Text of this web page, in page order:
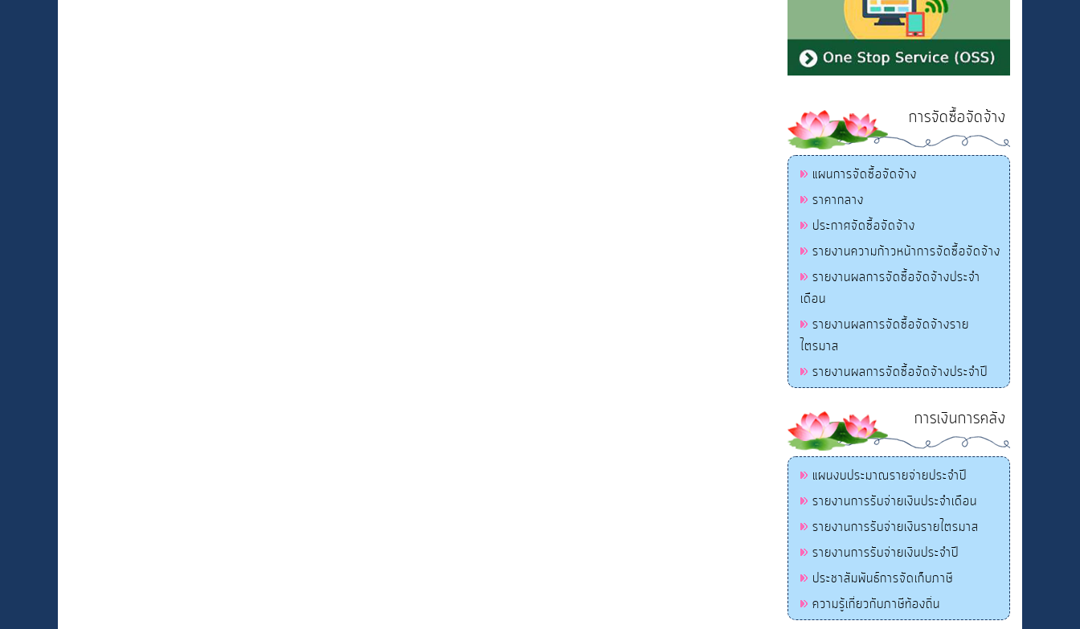
การจัดซื้อจัดจ้าง
แผนการจัดซื้อจัดจ้าง
ราคากลาง
ประกาศจัดซื้อจัดจ้าง
รายงานความก้าวหน้าการจัดซื้อจัดจ้าง
รายงานผลการจัดซื้อจัดจ้างประจำ
เดือน
รายงานผลการจัดซื้อจัดจ้างราย
ไตรมาส
รายงานผลการจัดซื้อจัดจ้างประจำปี
การเงินการคลัง
แผนงบประมาณรายจ่ายประจำปี
รายงานการรับจ่ายเงินประจำเดือน
รายงานการรับจ่ายเงินรายไตรมาส
รายงานการรับจ่ายเงินประจำปี
ประชาสัมพันธ์การจัดเก็บภาษี
ความรู้เกี่ยวกับภาษีท้องถิ่น